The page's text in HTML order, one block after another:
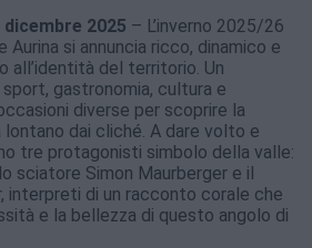
2025 – L’inverno 2025/26
Aurina si annuncia ricco, dinamico e
all’identità del territorio. Un
gastronomia, cultura e
diverse per scoprire la
dai cliché. A dare volto e
tre protagonisti simbolo della valle:
sciatore Simon Maurberger e il
interpreti di un racconto corale che
e la bellezza di questo angolo di